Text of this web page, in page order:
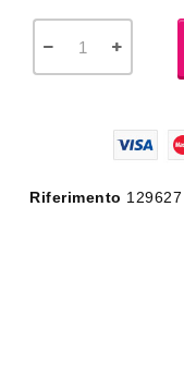
Riferimento 129627